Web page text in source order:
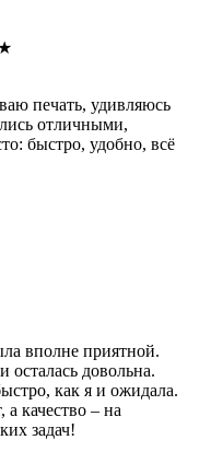
печать, удивляюсь
отличными,
быстро, удобно, всё
вполне приятной.
осталась довольна.
как я и ожидала.
качество – на
задач!